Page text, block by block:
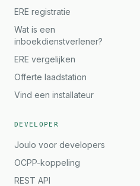
ERE registratie
Wat is een
inboekdienstverlener?
ERE vergelijken
Offerte laadstation
Vind een installateur
DEVELOPER
Joulo voor developers
OCPP-koppeling
REST API